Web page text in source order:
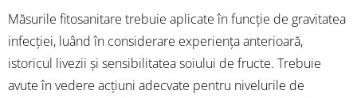
Măsurile fitosanitare trebuie aplicate în funcție de gravitatea
infecției, luând în considerare experiența anterioară,
istoricul livezii și sensibilitatea soiului de fructe. Trebuie
avute în vedere acțiuni adecvate pentru nivelurile de